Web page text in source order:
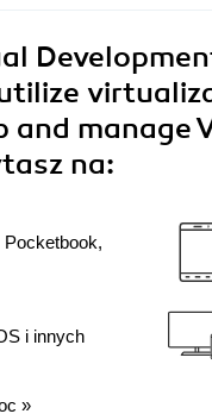
and manage
na:
i innych
»